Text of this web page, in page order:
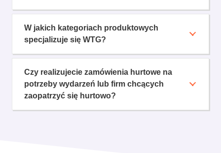
W jakich kategoriach produktowych
specjalizuje się WTG?
Czy realizujecie zamówienia hurtowe na
potrzeby wydarzeń lub firm chcących
zaopatrzyć się hurtowo?